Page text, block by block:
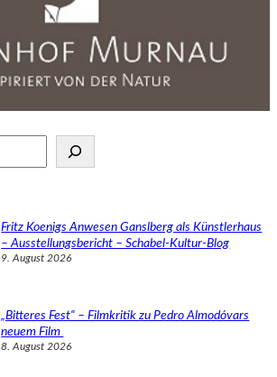
Fritz Koenigs Anwesen Ganslberg als Künstlerhaus
– Ausstellungsbericht – Schabel-Kultur-Blog
9. August 2026
„Bitteres Fest“ – Filmkritik zu Pedro Almodóvars
neuem Film
8. August 2026